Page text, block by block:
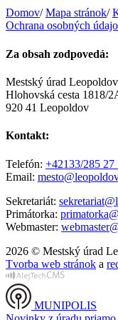
Domov/ Mapa stránok/
Ochrana osobných
Za obsah zodpovedá:
Mestský úrad Leopoldov
Hlohovská cesta 1818/
920 41 Leopoldov
Kontakt:
Telefón: +42133/285 27
Email:
Sekretariát:
Primátorka:
Webmaster:
2026 © Mestský úrad
Tvorba web stránok a
MUNIPOLIS